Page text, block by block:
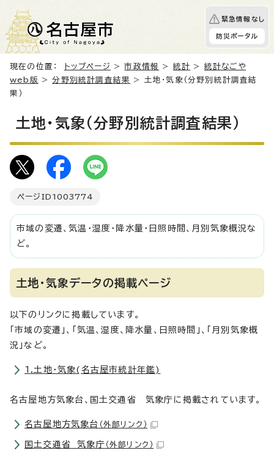
緊急情報なし
防災ポータル
現在の位置： トップページ >市政情報 > 統計 > 統計なごや
web版 >分野別統計調査結果
> 土地・気象（分野別統計調査結
果）
土地・気象（分野別統計調査結果）
ページID 1003774
市域の変遷、気温・湿度・降水量・日照時間、月別気象概況な
ど。
土地・気象データの掲載ページ
以下のリンクに掲載しています。
「市域の変遷」、「気温、湿度、降水量、日照時間」、「月別気象概
況」など。
1.土地・気象(名古屋市統計年鑑)
名古屋地方気象台、国土交通省 気象庁に掲載されています。
名古屋地方気象台 （外部リンク）
国土交通省 気象庁 （外部リンク）